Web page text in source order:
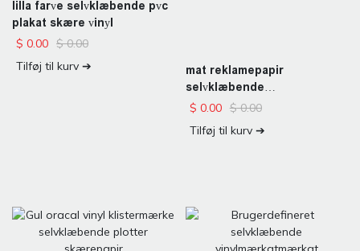
lilla farve selvklæbende pvc
plakat skære vinyl
$ 0.00 $0.00
Tilføj til kurv ➔
mat reklamepapir
selvklæbende
farveskærende vinyl
$ 0.00 $0.00
Tilføj til kurv ➔